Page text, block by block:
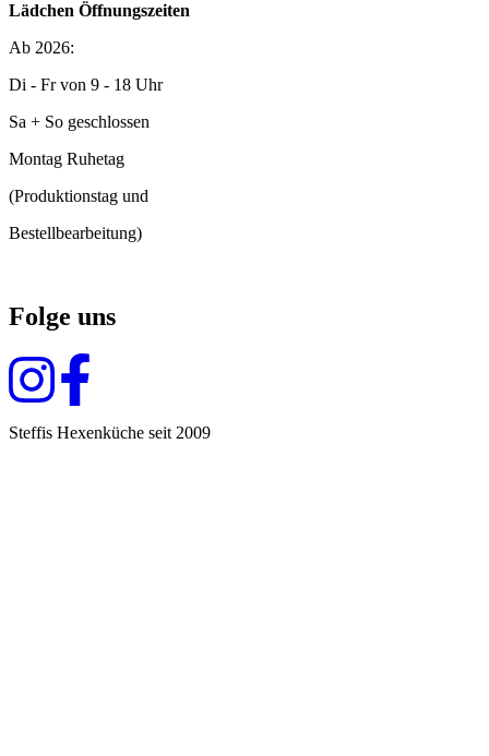
Lädchen Öffnungszeiten
Ab 2026:
Di - Fr von 9 - 18 Uhr
Sa + So geschlossen
Montag Ruhetag
(Produktionstag und
Bestellbearbeitung)
Folge uns
Steffis Hexenküche seit 2009